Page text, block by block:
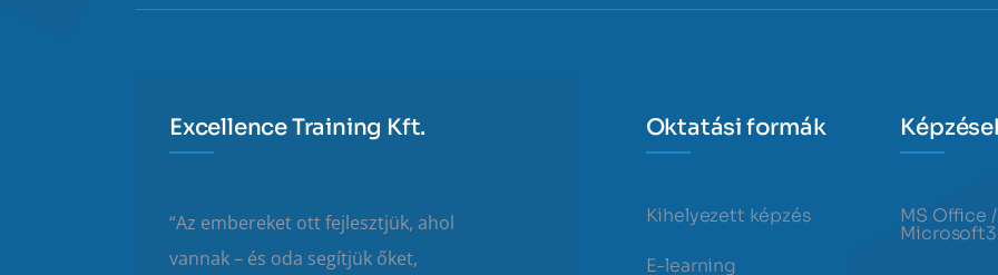
Excellence Training Kft.
“Az embereket ott fejlesztjük, ahol
vannak – és oda segítjük őket,
Oktatási formák
Kihelyezett képzés
E-learning
MS Office /